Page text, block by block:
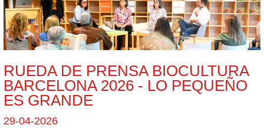
RUEDA DE PRENSA BIOCULTURA
BARCELONA 2026 - LO PEQUEÑO
ES GRANDE
29-04-2026